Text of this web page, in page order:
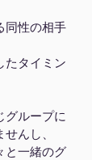
同性の相手
たタイミン
グループに
んし、
と一緒のグ